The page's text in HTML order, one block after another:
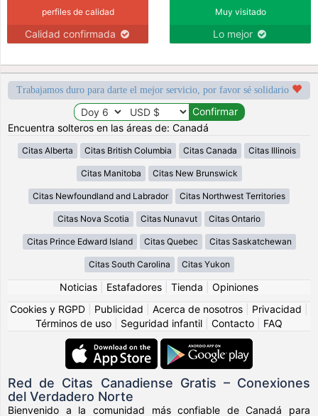
perfiles de calidad
Calidad confirmada
Muy visitado
Lo mejor
Trabajamos duro para darte el mejor servicio, por favor sé solidario
Encuentra solteros en las áreas de: Canadá
Citas Alberta Citas British Columbia Citas Canada Citas Illinois
Citas Manitoba Citas New Brunswick
Citas Newfoundland and Labrador Citas Northwest Territories
Citas Nova Scotia Citas Nunavut Citas Ontario
Citas Prince Edward Island Citas Quebec Citas Saskatchewan
Citas South Carolina Citas Yukon
Noticias Estafadores Tienda
Opiniones
Cookies y RGPD
Publicidad Acerca de nosotros Privacidad
Términos de uso
Seguridad infantil Contacto FAQ
Red de Citas Canadiense Gratis – Conexiones
del Verdadero Norte
Bienvenido a la comunidad más confiable de Canadá para